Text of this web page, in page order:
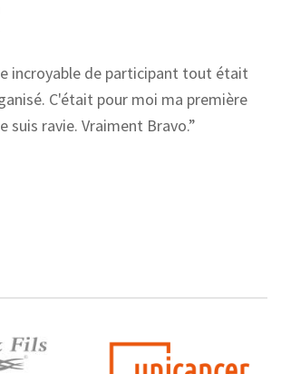
incroyable de participant tout était
C'était pour moi ma première
suis ravie. Vraiment Bravo.